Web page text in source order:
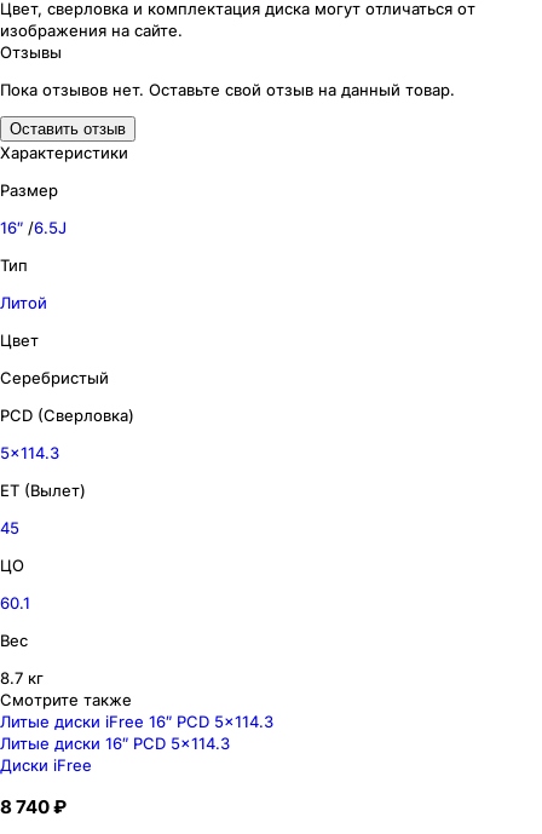
Цвет, сверловка и комплектация диска могут отличаться от
изображения на сайте.
Отзывы
Пока отзывов нет. Оставьте свой отзыв на данный товар.
Оставить отзыв
Характеристики
Размер
16″ /6.5J
Тип
Литой
Цвет
Серебристый
PCD (Сверловка)
5x114.3
ET (Вылет)
45
ЦО
60.1
Вес
8.7 кг
Смотрите также
Литые диски iFree 16″ PCD 5x114.3
Литые диски 16″ PCD 5x114.3
Диски iFree
8 740 ₽